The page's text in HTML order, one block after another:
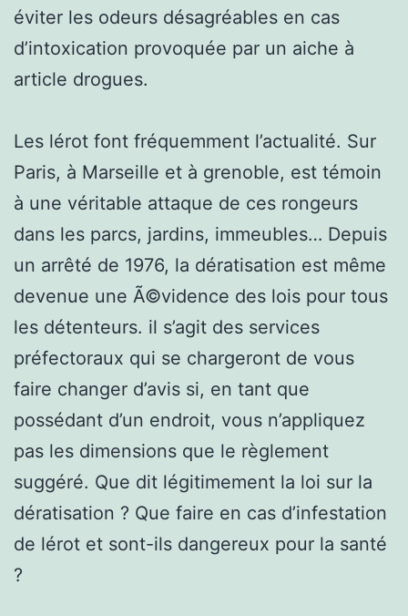
éviter les odeurs désagréables en cas
d’intoxication provoquée par un aiche à
article drogues.
Les lérot font fréquemment l’actualité. Sur
Paris, à Marseille et à grenoble, est témoin
à une véritable attaque de ces rongeurs
dans les parcs, jardins, immeubles… Depuis
un arrêté de 1976, la dératisation est même
devenue une Ã©vidence des lois pour tous
les détenteurs. il s’agit des services
préfectoraux qui se chargeront de vous
faire changer d’avis si, en tant que
possédant d’un endroit, vous n’appliquez
pas les dimensions que le règlement
suggéré. Que dit légitimement la loi sur la
dératisation ? Que faire en cas d’infestation
de lérot et sont-ils dangereux pour la santé
?